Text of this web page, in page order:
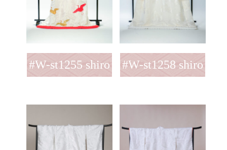
#W-st1255 shiro #W-st1258 shiro